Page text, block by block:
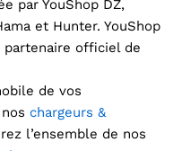
par YouShop DZ,
et Hunter. YouShop
partenaire officiel de
de vos
chargeurs &
l’ensemble de nos